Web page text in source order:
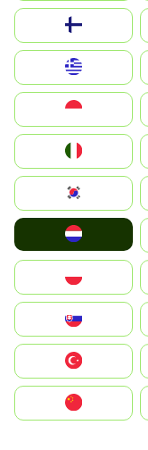
United Kingdom
Magyarország
South Korea
United States
中國香港特別行政區